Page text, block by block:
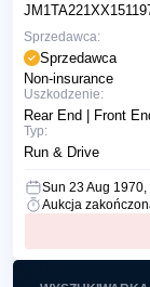
Sprzedawca:
Sprzedawca
Non-insurance
Uszkodzenie:
Rear End | Front
Typ:
Run & Drive
Sun 23 Aug 1970,
Aukcja